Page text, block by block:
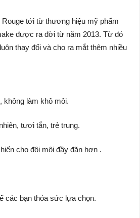
Rouge tới từ thương hiệu mỹ phẩm
được ra đời từ năm 2013. Từ đó
thay đổi và cho ra mắt thêm nhiều
không làm khô môi.
tươi tắn, trẻ trung.
cho đôi môi đầy đặn hơn .
các bạn thỏa sức lựa chọn.